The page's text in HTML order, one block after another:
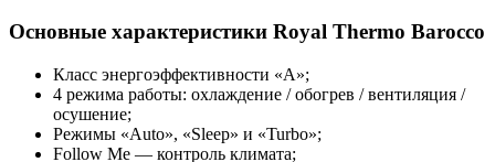
Основные характеристики Royal Thermo Barocco
Класс энергоэффективности «A»;
4 режима работы: охлаждение / обогрев / вентиляция /
осушение;
Режимы «Auto», «Sleep» и «Turbo»;
Follow Me — контроль климата;